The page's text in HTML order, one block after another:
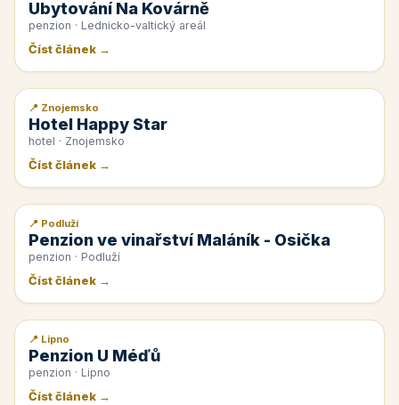
Ubytování Na Kovárně
penzion · Lednicko-valtický areál
Číst článek →
📰 PR článek
📍 Znojemsko
Hotel Happy Star
hotel · Znojemsko
Číst článek →
📰 PR článek
📍 Podluží
Penzion ve vinařství Maláník - Osička
penzion · Podluží
Číst článek →
📰 PR článek
📍 Lipno
Penzion U Méďů
penzion · Lipno
Číst článek →